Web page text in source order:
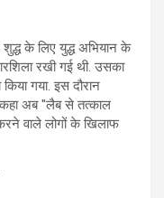
के लिए युद्ध अभियान के
रखी गई थी. उसका
किया गया. इस दौरान
कहा अब "लैब से तत्काल
करने वाले लोगों के खिलाफ